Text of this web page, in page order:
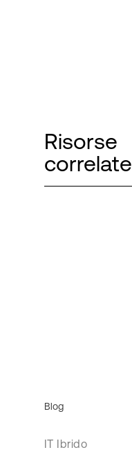
Risorse
correlate
Blog
IT Ibrido